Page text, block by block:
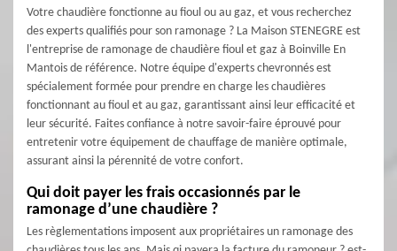
Votre chaudière fonctionne au fioul ou au gaz, et vous recherchez
des experts qualifiés pour son ramonage ? La Maison STENEGRE est
l'entreprise de ramonage de chaudière fioul et gaz à Boinville En
Mantois de référence. Notre équipe d'experts chevronnés est
spécialement formée pour prendre en charge les chaudières
fonctionnant au fioul et au gaz, garantissant ainsi leur efficacité et
leur sécurité. Faites confiance à notre savoir-faire éprouvé pour
entretenir votre équipement de chauffage de manière optimale,
assurant ainsi la pérennité de votre confort.
Qui doit payer les frais occasionnés par le
ramonage d’une chaudière ?
Les règlementations imposent aux propriétaires un ramonage des